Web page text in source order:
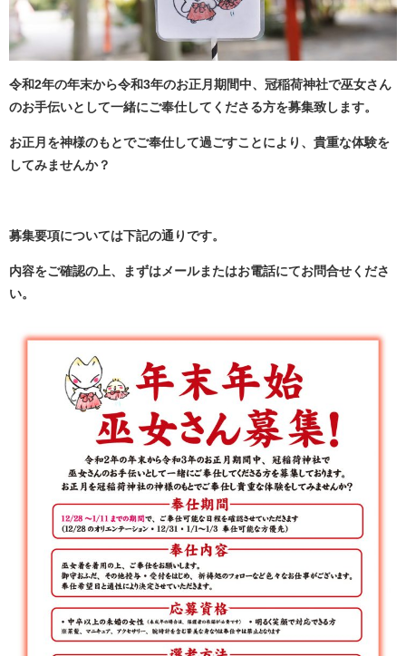
令和2年の年末から令和3年のお正月期間中、冠稲荷神社で巫女さん
のお手伝いとして一緒にご奉仕してくださる方を募集致します。
お正月を神様のもとでご奉仕して過ごすことにより、貴重な体験を
してみませんか？
募集要項については下記の通りです。
内容をご確認の上、まずはメールまたはお電話にてお問合せくださ
い。